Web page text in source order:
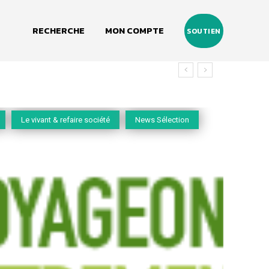
RECHERCHE MON COMPTE SOUTIEN
Le vivant & refaire société News Sélection